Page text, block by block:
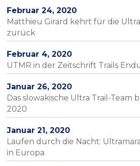
Februar 24, 2020
Matthieu Girard kehrt für die
zurück
Februar 4, 2020
UTMR in der Zeitschrift Trails
Januar 26, 2020
Das slowakische Ultra Trail-Team
2020
Januar 21, 2020
Laufen durch die Nacht:
in Europa